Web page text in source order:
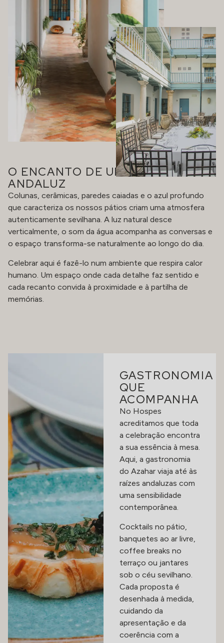
O ENCANTO DE UM PÁTIO
ANDALUZ
Colunas, cerâmicas, paredes caiadas e o azul profundo
que caracteriza os nossos pátios criam uma atmosfera
autenticamente sevilhana. A luz natural desce
verticalmente, o som da água acompanha as conversas e
o espaço transforma-se naturalmente ao longo do dia.
Celebrar aqui é fazê-lo num ambiente que respira calor
humano. Um espaço onde cada detalhe faz sentido e
cada recanto convida à proximidade e à partilha de
memórias.
GASTRONOMIA
QUE
ACOMPANHA
No Hospes
acreditamos que toda
a celebração encontra
a sua essência à mesa.
Aqui, a gastronomia
do Azahar viaja até às
raízes andaluzas com
uma sensibilidade
contemporânea.
Cocktails no pátio,
banquetes ao ar livre,
coffee breaks no
terraço ou jantares
sob o céu sevilhano.
Cada proposta é
desenhada à medida,
cuidando da
apresentação e da
coerência com a